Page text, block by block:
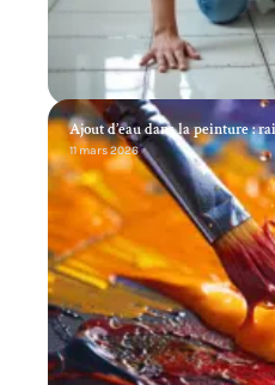
Ajout d’eau dans la peinture :
11 mars 2026